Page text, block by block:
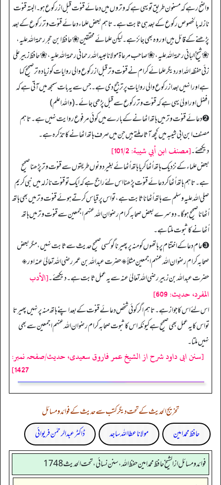
واضح رہے کہ مسنون طریق تو یہی ہے کہ وتروں میں دعائے قنوت قبل از رکوع ہو۔ البتہ قنوت
نازلہ بالخصوص رکوع کے بعد ہی ثابت ہے۔ تاہم بعض علماء دعائے قنوت وتر رکوع کے بعد
پڑھنے کے قائل ہیں اور وہ بھی جائز ہے۔ لیکن علمائے محققین ❀ حافظ ابن حجر رحمۃ اللہ علیہ،
❀ شیخ البانی رحمۃ اللہ علیہ، ❀ صاحب مرعاۃ مولانا عبید اللہ رحمانی رحمۃ اللہ علیہ، ❀ حافظ زبیر علی
زئی حفظہ اللہ اور دیگر علمائے کرام نے قنوت وتر قبل از رکوع والی روایات کو زیادہ تر صحیح کہا
ہے اور انہیں بعد از رکوع والی روایات پر ترجیح دی ہے۔ جس سے یہ بات سمجھ میں آتی ہے کہ
افضل اور اولیٰ یہی ہے کہ قنوت وتر رکوع سے قبل پڑھی جائے۔ (واللہ اعلم)
➋ دعائے قنوت وتر میں ہاتھ اٹھانے کے بارے میں کوئی مرفوع روایت نہیں ہے۔ تاہم
مصنف ابن ابی شیبہ میں کچھ آثار ملتے ہیں جن میں صرف ہاتھ اٹھانے کا تذکرہ ہے۔
دیکھئے۔[مصنف ابن أبي شیبة: 101/2]
بعض علماء کے نزدیک ہاتھ اُٹھا کر یا ہاتھ اُٹھائے بغیر دونوں طریقوں سے قنوت وتر پڑھنا صحیح
ہے۔ تاہم ہاتھ اُٹھا کر دعائے قنوت پڑھنا اس لئے راجح ہے کہ ایک تو قنوت نازلہ میں نبی کریم
صلی اللہ علیہ وسلم سے ہاتھ اُٹھانا ثابت ہے، تو اس پر قیاس کرتے ہوئے قنوت وتر میں بھی ہاتھ
اُٹھانا صحیح ہو گا۔ دوسرے بعض صحابہ کرام رضوان اللہ عنہم اجمعین سے قنوت وتر میں ہاتھ
اُٹھانے کا ثبوت ملتا ہے۔
➌ عام دعا کے اختتام پر ہاتھوں کو منہ پر پھیرنا گو کسی صحیح حدیث سے ثابت نہیں، مگر بعض
صحابہ کرام رضوان اللہ عنہم اجمعین مثلاً ◈ حضرت عبد اللہ بن عمر رضی اللہ تعالیٰ عنہ اور ◈
حضرت عبد اللہ بن زبیر رضی اللہ تعالیٰ عنہ سے یہ عمل ثابت ہے۔ دیکھئے۔[الأدب
المفرد، حدیث: 609]
اس لئے اس کا جواز ہے۔ تاہم اگر کوئی شخص دعائے قنوت کے بعد اپنے ہاتھ منہ پر نہیں پھیرتا
تو اس کا یہ عمل بھی صحیح ہے کیونکہ اس کا ثبوت صحابہ کرام رضوان اللہ عنہم اجمعین سے بھی
نہیں ملتا۔
[سنن ابی داود شرح از الشیخ عمر فاروق سعیدی، حدیث/صفحہ نمبر:
1427]
تخریج الحدیث کے تحت دیگر کتب سے حدیث کے فوائد و مسائل
حافظ محمد امین
مولانا عطا اللہ ساجد ڈاکٹر عبدالرحمٰن فریوائی
فوائد ومسائل از الشيخ حافظ محمد امين حفظ الله، سنن نسائي، تحت الحديث 1748